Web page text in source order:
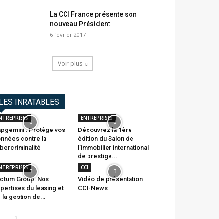
La CCI France présente son
nouveau Président
6 février 2017
Voir plus
LES INRATABLES
: Protège vos
contre la
ENTREPRISES
Découvrez la 1ère
édition du Salon de
l’immobilier international
de prestige...
Group: Nos
du leasing et
la gestion de...
CCI
Vidéo de présentation
CCI-News